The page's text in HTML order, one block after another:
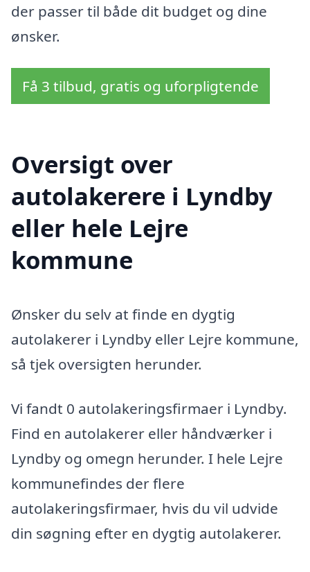
der passer til både dit budget og dine
ønsker.
Få 3 tilbud, gratis og uforpligtende
Oversigt over
autolakerere i Lyndby
eller hele Lejre
kommune
Ønsker du selv at finde en dygtig
autolakerer i Lyndby eller Lejre kommune,
så tjek oversigten herunder.
Vi fandt 0 autolakeringsfirmaer i Lyndby.
Find en autolakerer eller håndværker i
Lyndby og omegn herunder. I hele Lejre
kommunefindes der flere
autolakeringsfirmaer, hvis du vil udvide
din søgning efter en dygtig autolakerer.